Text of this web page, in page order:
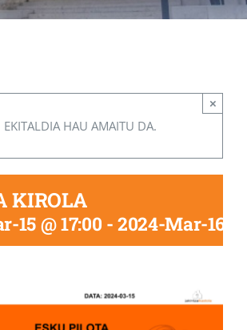
EKITALDIA HAU AMAITU DA.
×
KIROLA
15 @ 17:00 -2024-Mar-16